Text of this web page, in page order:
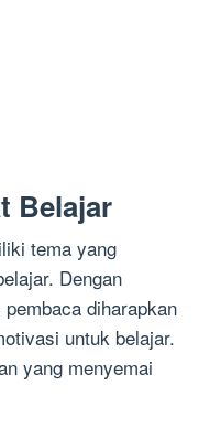
Belajar
tema yang
Dengan
diharapkan
untuk belajar.
yang menyemai